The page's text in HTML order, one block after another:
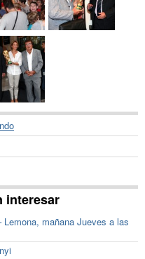
interesar
mañana Jueves a las